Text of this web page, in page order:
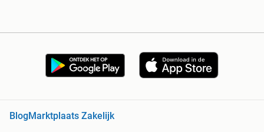
BlogMarktplaats Zakelijk